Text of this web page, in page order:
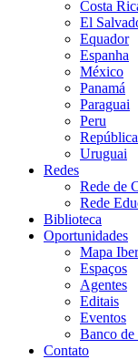
Costa
El
Equador
Espanha
México
Panamá
Paraguai
Peru
Uruguai
Redes
Rede de
Rede
Biblioteca
Oportunidades
Mapa
Espaços
Agentes
Editais
Eventos
Banco de
Contato